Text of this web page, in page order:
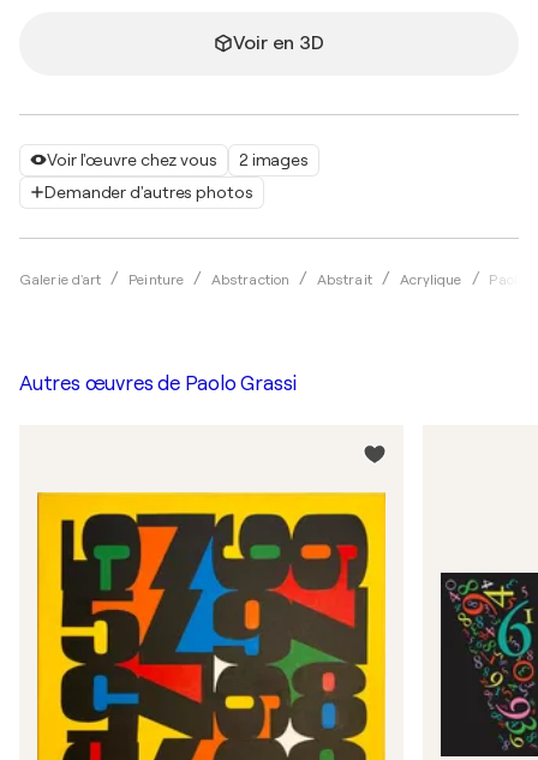
Voir l'œuvre chez vous
2 images
Demander d'autres photos
Galerie d'art Peinture Abstraction Abstrait Acrylique Paolo
Voir en 3D
Autres œuvres de Paolo Grassi